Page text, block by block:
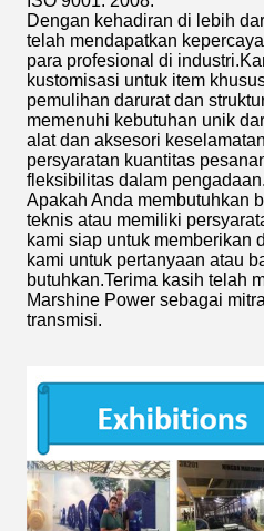
Dengan kehadiran di lebih
telah mendapatkan
para profesional di
kustomisasi untuk item
pemulihan darurat dan
memenuhi kebutuhan unik
alat dan aksesori
persyaratan kuantitas
fleksibilitas dalam pengadaan.
Apakah Anda membutuhkan
teknis atau memiliki
kami siap untuk memberikan
kami untuk pertanyaan atau
butuhkan.Terima kasih telah
Marshine Power sebagai
transmisi.